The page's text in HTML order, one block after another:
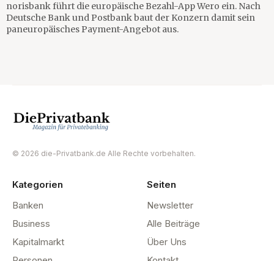
norisbank führt die europäische Bezahl-App Wero ein. Nach
Deutsche Bank und Postbank baut der Konzern damit sein
paneuropäisches Payment-Angebot aus.
© 2026 die-Privatbank.de Alle Rechte vorbehalten.
Kategorien
Banken
Business
Kapitalmarkt
Seiten
Newsletter
Alle Beiträge
Über Uns